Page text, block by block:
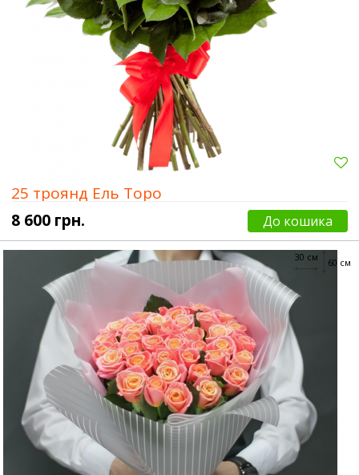
25 троянд Ель Торо
8 600 грн.
До кошика
60 см
30 см